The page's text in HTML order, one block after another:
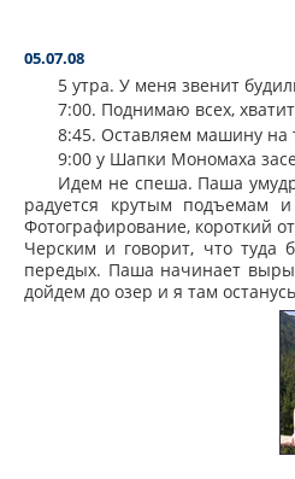
05.07.08
5 утра. У меня звенит
7:00. Поднимаю всех,
8:45. Оставляем машину на
9:00 у Шапки Мономаха
Идем не спеша. Паша
радуется крутым
Фотографирование, короткий
Черским и говорит, что
передых. Паша начинает
дойдем до озер и я там